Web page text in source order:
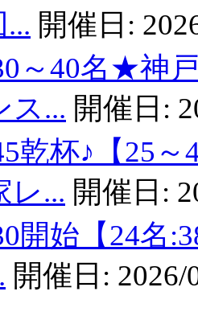
開催日:
～40名★神
ス... 開催日:
乾杯♪【25
レ... 開催日:
開始【24名
開催日: 2026/